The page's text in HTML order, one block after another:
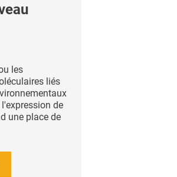
les
liés
de
une place de